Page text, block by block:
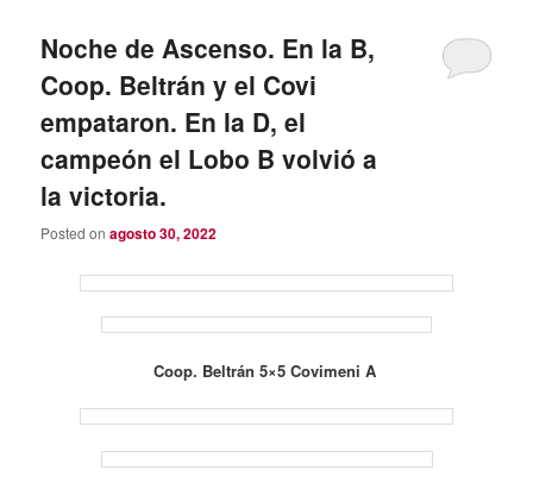
Noche de Ascenso. En la B,
Coop. Beltrán y el Covi
empataron. En la D, el
campeón el Lobo B volvió a
la victoria.
Posted onagosto 30, 2022
Coop. Beltrán 5×5 Covimeni A